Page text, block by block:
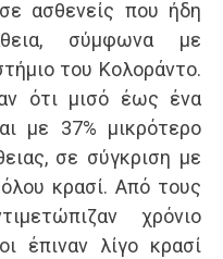
ασθενείς που ήδη
σύμφωνα με
του Κολοράντο.
ότι μισό έως ένα
με 37% μικρότερο
σε σύγκριση με
κρασί. Από τους
χρόνιο
έπιναν λίγο κρασί